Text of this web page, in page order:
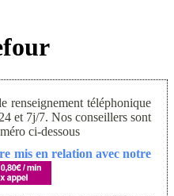
renseignement téléphonique
et 7j/7. Nos conseillers sont
ci-dessous
mis en relation avec notre